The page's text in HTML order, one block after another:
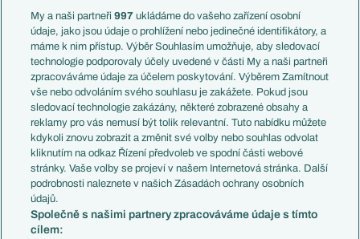
Témata
Představení týmů MS
EuroSkauting
PL v kostce
Evropské koeficienty
Přestupy
Přestupové spekulace
Zranění
Kluby
Arsenal FC
Chelsea FC
Manchester United
AC Milán
Francie
Itálie
Německo
Španělsko
Argentina
Brazílie
Přestupy
Zápasy
Livescore
Tipovací soutěž
My a naši partneři997 ukládáme do vašeho zařízení osobní
údaje, jako jsou údaje o prohlížení nebo jedinečné identifikátory, a
máme k nim přístup. Výběr Souhlasím umožňuje, aby sledovací
technologie podporovaly účely uvedené v části My a naši partneři
zpracováváme údaje za účelem poskytování. Výběrem Zamítnout
vše nebo odvoláním svého souhlasu je zakážete. Pokud jsou
sledovací technologie zakázány, některé zobrazené obsahy a
reklamy pro vás nemusí být tolik relevantní. Tuto nabídku můžete
kdykoli znovu zobrazit a změnit své volby nebo souhlas odvolat
kliknutím na odkaz Řízení předvoleb ve spodní části webové
stránky. Vaše volby se projeví v našem Internetová stránka. Další
podrobnosti naleznete v našich Zásadách ochrany osobních
údajů.
Společně s našimi partnery zpracováváme údaje s tímto
cílem: